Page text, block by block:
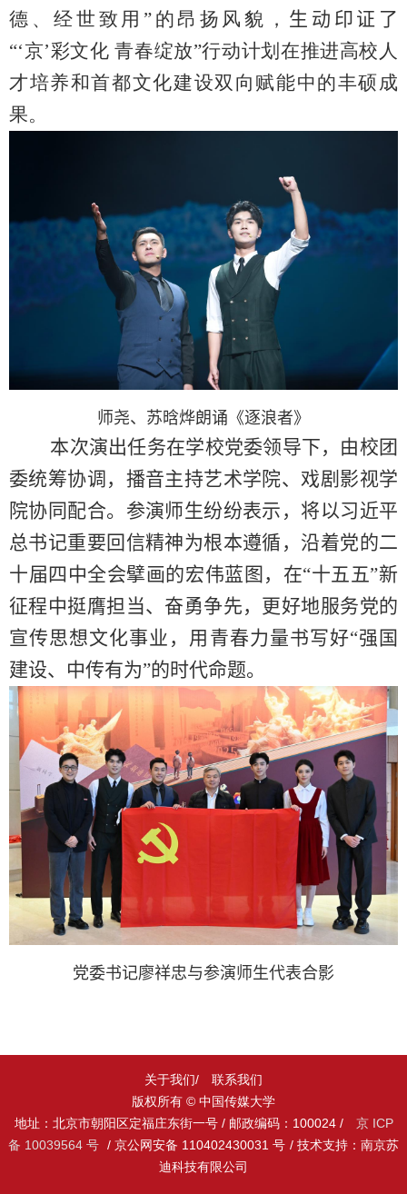
德、经世致用 ”的昂扬风貌， 生动印证了
“‘京’彩文化 青春绽放”行动计划在推进高校人
才培养和首都文化建设双向赋能中的丰硕成
果。
师尧、苏晗烨朗诵 《逐浪者》
本次演出任务在学校党委领导下，由校团
委统筹协调，播音主持艺术学院、戏剧影视学
院协同配合。参演师生纷纷表示，将以习近平
总书记重要回信精神为根本遵循，沿着党的二
十届四中全会擘画的宏伟蓝图，在“十五五”新
征程中挺膺担当、奋勇争先，更好地服务党的
宣传思想文化事业，用青春力量书写好“强国
建设、中传有为”的时代命题。
党委书记廖祥忠与参演师生代表合影
关于我们/
联系我们
版权所有 © 中国传媒大学
地址：北京市朝阳区定福庄东街一号 / 邮政编码：100024 /
京 ICP
备 10039564 号 / 京公网安备 110402430031 号 / 技术支持：南京苏
迪科技有限公司